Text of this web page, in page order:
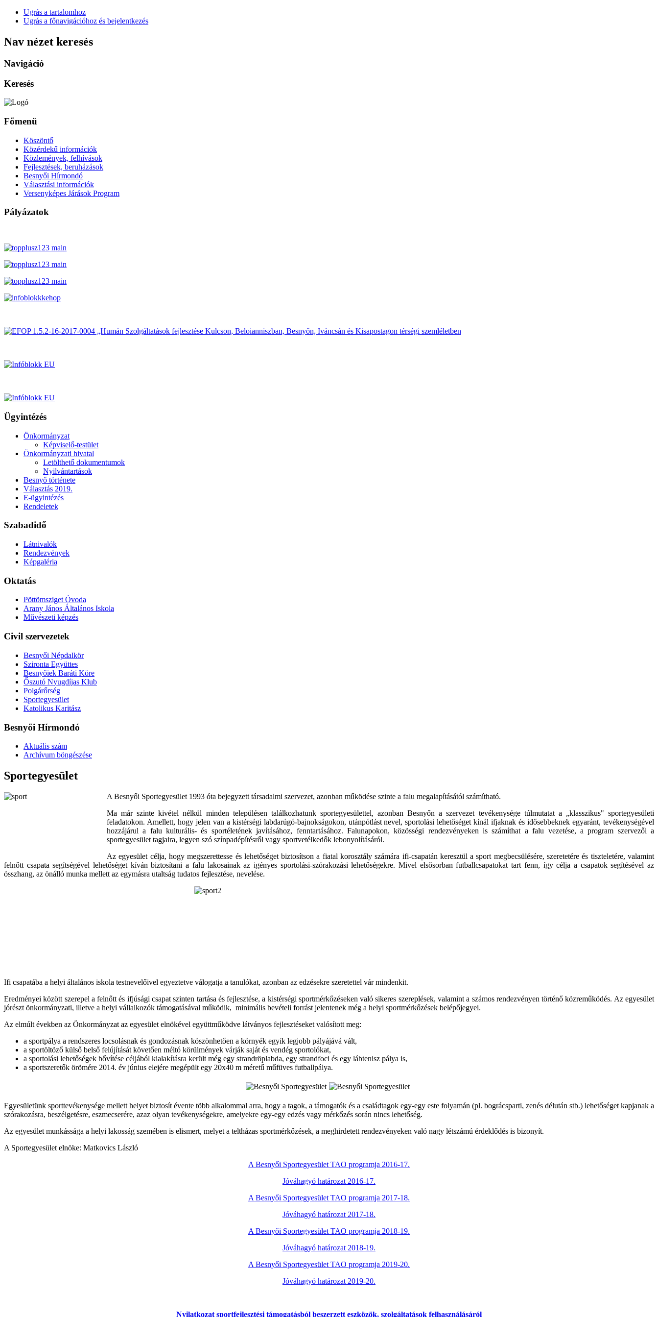
Ugrás a tartalomhoz
Ugrás a főnavigációhoz és bejelentkezés
Nav nézet keresés
Navigáció
Keresés
Főmenü
Köszöntő
Közérdekű információk
Közlemények, felhívások
Fejlesztések, beruházások
Besnyői Hírmondó
Választási információk
Versenyképes Járások Program
Pályázatok
Ügyintézés
Önkormányzat
Képviselő-testület
Önkormányzati hivatal
Letölthető dokumentumok
Nyilvántartások
Besnyő története
Választás 2019.
E-ügyintézés
Rendeletek
Szabadidő
Látnivalók
Rendezvények
Képgaléria
Oktatás
Pöttömsziget Óvoda
Arany János Általános Iskola
Művészeti képzés
Civil szervezetek
Besnyői Népdalkör
Szironta Együttes
Besnyőiek Baráti Köre
Őszutó Nyugdíjas Klub
Polgárőrség
Sportegyesület
Katolikus Karitász
Besnyői Hírmondó
Aktuális szám
Archívum böngészése
Sportegyesület
A Besnyői Sportegyesület 1993 óta bejegyzett társadalmi szervezet, azonban működése szinte a falu megalapításától számítható.
Ma már szinte kivétel nélkül minden településen találkozhatunk sportegyesülettel, azonban Besnyőn a szervezet tevékenysége túlmutatat a „klasszikus" sportegyesületi
feladatokon. Amellett, hogy jelen van a kistérségi labdarúgó-bajnokságokon, utánpótlást nevel, sportolási lehetőséget kínál ifjaknak és idősebbeknek egyaránt, tevékenységével
hozzájárul a falu kulturális- és sportéletének javításához, fenntartásához. Falunapokon, közösségi rendezvényeken is számíthat a falu vezetése, a program szervezői a
sportegyesület tagjaira, legyen szó színpadépítésről vagy sportvetélkedők lebonyolításáról.
Az egyesület célja, hogy megszerettesse és lehetőséget biztosítson a fiatal korosztály számára ifi-csapatán keresztül a sport megbecsülésére, szeretetére és tiszteletére, valamint
felnőtt csapata segítségével lehetőséget kíván biztosítani a falu lakosainak az igényes sportolási-szórakozási lehetőségekre. Mivel elsősorban futballcsapatokat tart fenn, így célja a csapatok segítésével az
összhang, az önálló munka mellett az egymásra utaltság tudatos fejlesztése, nevelése.
Ifi csapatába a helyi általános iskola testnevelőivel egyeztetve válogatja a tanulókat, azonban az edzésekre szeretettel vár mindenkit.
Eredményei között szerepel a felnőtt és ifjúsági csapat szinten tartása és fejlesztése, a kistérségi sportmérkőzéseken való sikeres szereplések, valamint a számos rendezvényen történő közreműködés. Az egyesület
jórészt önkormányzati, illetve a helyi vállalkozók támogatásával működik, minimális bevételi forrást jelentenek még a helyi sportmérkőzések belépőjegyei.
Az elmúlt években az Önkormányzat az egyesület elnökével együttműködve látványos fejlesztéseket valósított meg:
a sportpálya a rendszeres locsolásnak és gondozásnak köszönhetően a környék egyik legjobb pályájává vált,
a sportöltöző külső belső felújítását követően méltó körülmények várják saját és vendég sportolókat,
a sportolási lehetőségek bővítése céljából kialakításra került még egy strandröplabda, egy strandfoci és egy lábtenisz pálya is,
a sportszeretők örömére 2014. év június elejére megépült egy 20x40 m méretű műfüves futballpálya.
Egyesületünk sporttevékenysége mellett helyet biztosít évente több alkalommal arra, hogy a tagok, a támogatók és a családtagok egy-egy este folyamán (pl. bográcsparti, zenés délután stb.) lehetőséget kapjanak a
szórakozásra, beszélgetésre, eszmecserére, azaz olyan tevékenységekre, amelyekre egy-egy edzés vagy mérkőzés során nincs lehetőség.
Az egyesület munkássága a helyi lakosság szemében is elismert, melyet a teltházas sportmérkőzések, a meghirdetett rendezvényeken való nagy létszámú érdeklődés is bizonyít.
A Sportegyesület elnöke: Matkovics László
A Besnyői Sportegyesület TAO programja 2016-17.
Jóváhagyó határozat 2016-17.
A Besnyői Sportegyesület TAO programja 2017-18.
Jóváhagyó határozat 2017-18.
A Besnyői Sportegyesület TAO programja 2018-19.
Jóváhagyó határozat 2018-19.
A Besnyői Sportegyesület TAO programja 2019-20.
Jóváhagyó határozat 2019-20.
Nyilatkozat sportfejlesztési támogatásból beszerzett eszközök, szolgáltatások felhasználásáról